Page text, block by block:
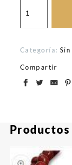
osito
Categoría:
Compartir